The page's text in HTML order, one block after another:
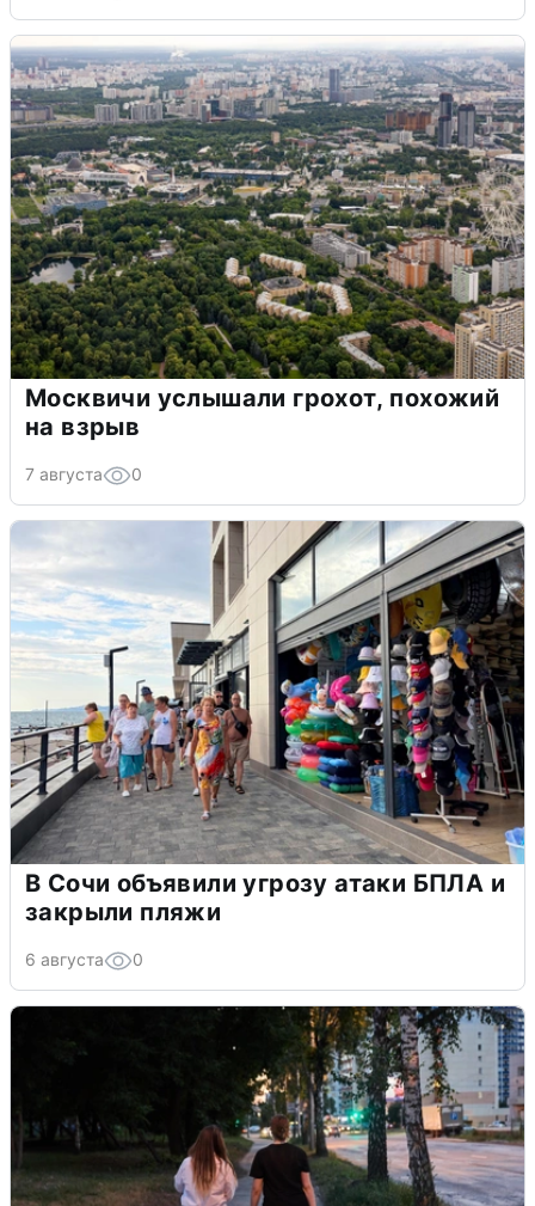
Москвичи услышали грохот, похожий
на взрыв
7 августа 0
В Сочи объявили угрозу атаки БПЛА и
закрыли пляжи
6 августа 0